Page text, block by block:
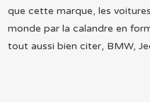
que cette marque, les
monde par la calandre en
tout aussi bien citer, BMW,